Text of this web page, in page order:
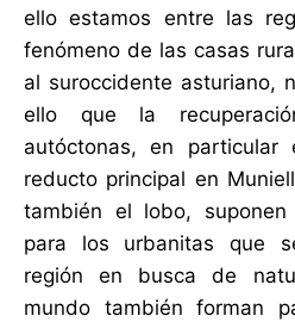
ello estamos entre las
fenómeno de las casas
al suroccidente asturiano,
ello que la
autóctonas, en
reducto principal en
también el lobo,
para los urbanitas que
región en busca de
mundo también forman